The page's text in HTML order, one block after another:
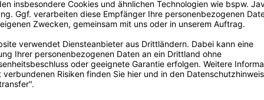
wird gerade im Hinblick
Gewebeband und etwas
Davon abgesehen schont